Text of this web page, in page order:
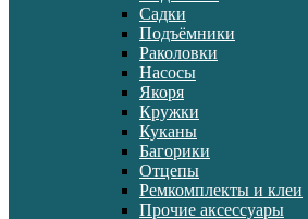
Садки
Подъёмники
Раколовки
Насосы
Якоря
Кружки
Куканы
Багорики
Отцепы
Ремкомплекты и клеи
Прочие аксессуары